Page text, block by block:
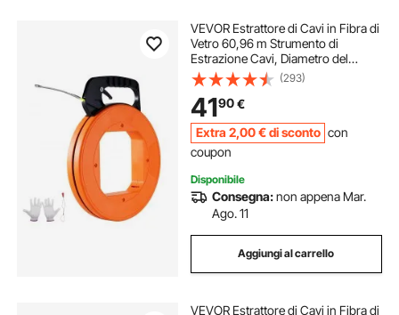
nastro trasportatore motorizzato
levigatrici nastro trasportatore nastro
sega circolare a nastro levigatrice a nastro
sega nastro
VEVOR Estrattore di Cavi in Fibra di
Vetro 60,96 m Strumento di
Estrazione Cavi, Diametro del
Nastro di Pesce 4,7 mm con
Alloggiamento e Maniglia
Ottimizzati, per Condotti Elettrici,
Non Conduttivi
(293)
4190€
Extra 2,00 €di sconto con
coupon
Disponibile
Consegna:non appena Mar.
Ago. 11
Aggiungi al carrello
VEVOR Estrattore di Cavi in Fibra di